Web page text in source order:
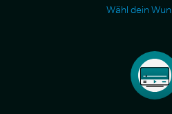
Wähl dein